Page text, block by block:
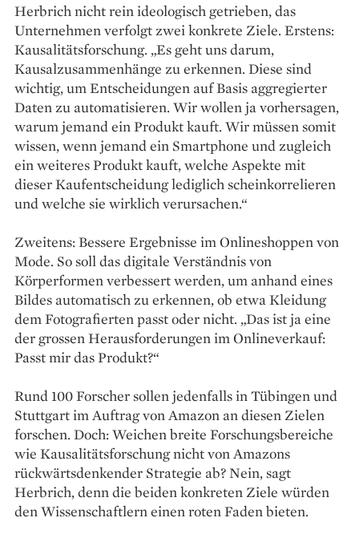
Herbrich nicht rein ideologisch getrieben, das
Unternehmen verfolgt zwei konkrete Ziele. Erstens:
Kausalitätsforschung. „Es geht uns darum,
Kausalzusammenhänge zu erkennen. Diese sind
wichtig, um Entscheidungen auf Basis aggregierter
Daten zu automatisieren. Wir wollen ja vorhersagen,
warum jemand ein Produkt kauft. Wir müssen somit
wissen, wenn jemand ein Smartphone und zugleich
ein weiteres Produkt kauft, welche Aspekte mit
dieser Kaufentscheidung lediglich scheinkorrelieren
und welche sie wirklich verursachen.“
Zweitens: Bessere Ergebnisse im Onlineshoppen von
Mode. So soll das digitale Verständnis von
Körperformen verbessert werden, um anhand eines
Bildes automatisch zu erkennen, ob etwa Kleidung
dem Fotografierten passt oder nicht. „Das ist ja eine
der grossen Herausforderungen im Onlineverkauf:
Passt mir das Produkt?“
Rund 100 Forscher sollen jedenfalls in Tübingen und
Stuttgart im Auftrag von Amazon an diesen Zielen
forschen. Doch: Weichen breite Forschungsbereiche
wie Kausalitätsforschung nicht von Amazons
rückwärtsdenkender Strategie ab? Nein, sagt
Herbrich, denn die beiden konkreten Ziele würden
den Wissenschaftlern einen roten Faden bieten.